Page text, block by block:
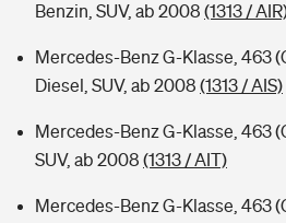
Benzin, SUV, ab 2008 (1313 /
Mercedes-Benz G-Klasse, 463
Diesel, SUV, ab 2008 (1313 / AIS)
Mercedes-Benz G-Klasse, 463
SUV, ab 2008 (1313 / AIT)
Mercedes-Benz G-Klasse, 463